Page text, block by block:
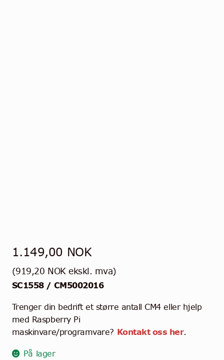
1.149,00 NOK
(919,20 NOKekskl. mva)
SC1558 / CM5002016
Trenger din bedrift et større antall CM4 eller hjelp
med Raspberry Pi
maskinvare/programvare? Kontakt oss her.
På lager